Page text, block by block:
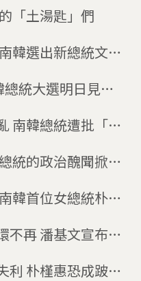
望 南韓的「土湯匙」們
統的政治醜聞掀風
宣布不
跛腳